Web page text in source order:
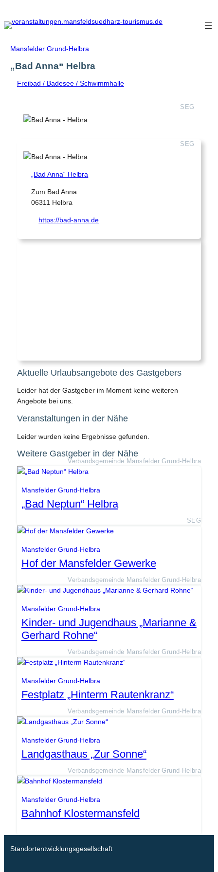
Inhalt
springen
Mansfelder Grund-Helbra
„Bad Anna“ Helbra
Freibad / Badesee / Schwimmhalle
SEG
SEG
„Bad Anna“ Helbra
Zum Bad Anna
06311 Helbra
https://bad-anna.de
Aktuelle Urlaubsangebote des Gastgebers
Leider hat der Gastgeber im Moment keine weiteren
Angebote bei uns.
Veranstaltungen in der Nähe
Leider wurden keine Ergebnisse gefunden.
Weitere Gastgeber in der Nähe
Verbandsgemeinde Mansfelder Grund-Helbra
Mansfelder Grund-Helbra
„Bad Neptun“ Helbra
SEG
Mansfelder Grund-Helbra
Hof der Mansfelder Gewerke
Verbandsgemeinde Mansfelder Grund-Helbra
Mansfelder Grund-Helbra
Kinder- und Jugendhaus „Marianne &
Gerhard Rohne“
Verbandsgemeinde Mansfelder Grund-Helbra
Mansfelder Grund-Helbra
Festplatz „Hinterm Rautenkranz“
Verbandsgemeinde Mansfelder Grund-Helbra
Mansfelder Grund-Helbra
Landgasthaus „Zur Sonne“
Verbandsgemeinde Mansfelder Grund-Helbra
Mansfelder Grund-Helbra
Bahnhof Klostermansfeld
Standortentwicklungsgesellschaft